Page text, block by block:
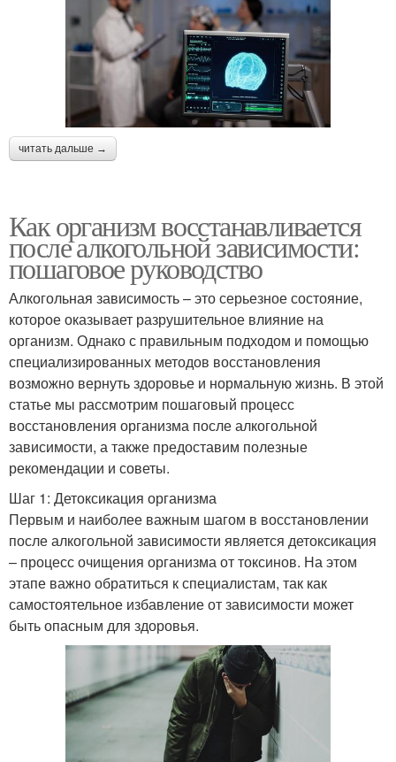
читать дальше →
Как организм восстанавливается
после алкогольной зависимости:
пошаговое руководство
Алкогольная зависимость – это серьезное состояние,
которое оказывает разрушительное влияние на
организм. Однако с правильным подходом и помощью
специализированных методов восстановления
возможно вернуть здоровье и нормальную жизнь. В этой
статье мы рассмотрим пошаговый процесс
восстановления организма после алкогольной
зависимости, а также предоставим полезные
рекомендации и советы.
Шаг 1: Детоксикация организма
Первым и наиболее важным шагом в восстановлении
после алкогольной зависимости является детоксикация
– процесс очищения организма от токсинов. На этом
этапе важно обратиться к специалистам, так как
самостоятельное избавление от зависимости может
быть опасным для здоровья.